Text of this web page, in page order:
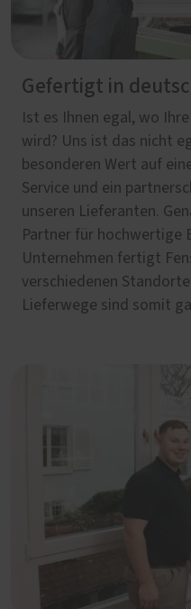
Gefertigt in
Ist es Ihnen egal, wo
wird? Uns ist das nicht
besonderen Wert auf
Service und ein
unseren Lieferanten.
Partner für hochwertige
Unternehmen fertigt
verschiedenen
Lieferwege sind somit